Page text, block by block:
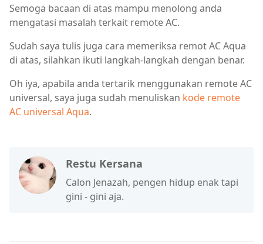
Semoga bacaan di atas mampu menolong anda
mengatasi masalah terkait remote AC.
Sudah saya tulis juga cara memeriksa remot AC Aqua
di atas, silahkan ikuti langkah-langkah dengan benar.
Oh iya, apabila anda tertarik menggunakan remote AC
universal, saya juga sudah menuliskan kode remote
AC universal Aqua.
Restu Kersana
Calon Jenazah, pengen hidup enak tapi
gini - gini aja.